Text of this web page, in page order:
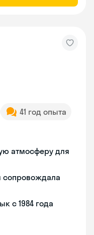
41 год опыта
атмосферу для
сопровождала
с 1984 года